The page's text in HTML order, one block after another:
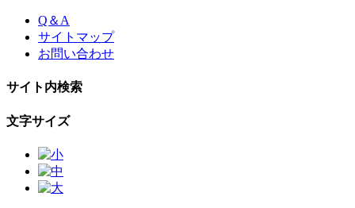
Skip
content
Q＆A
サイトマップ
お問い合わせ
サイト内検索
文字サイズ